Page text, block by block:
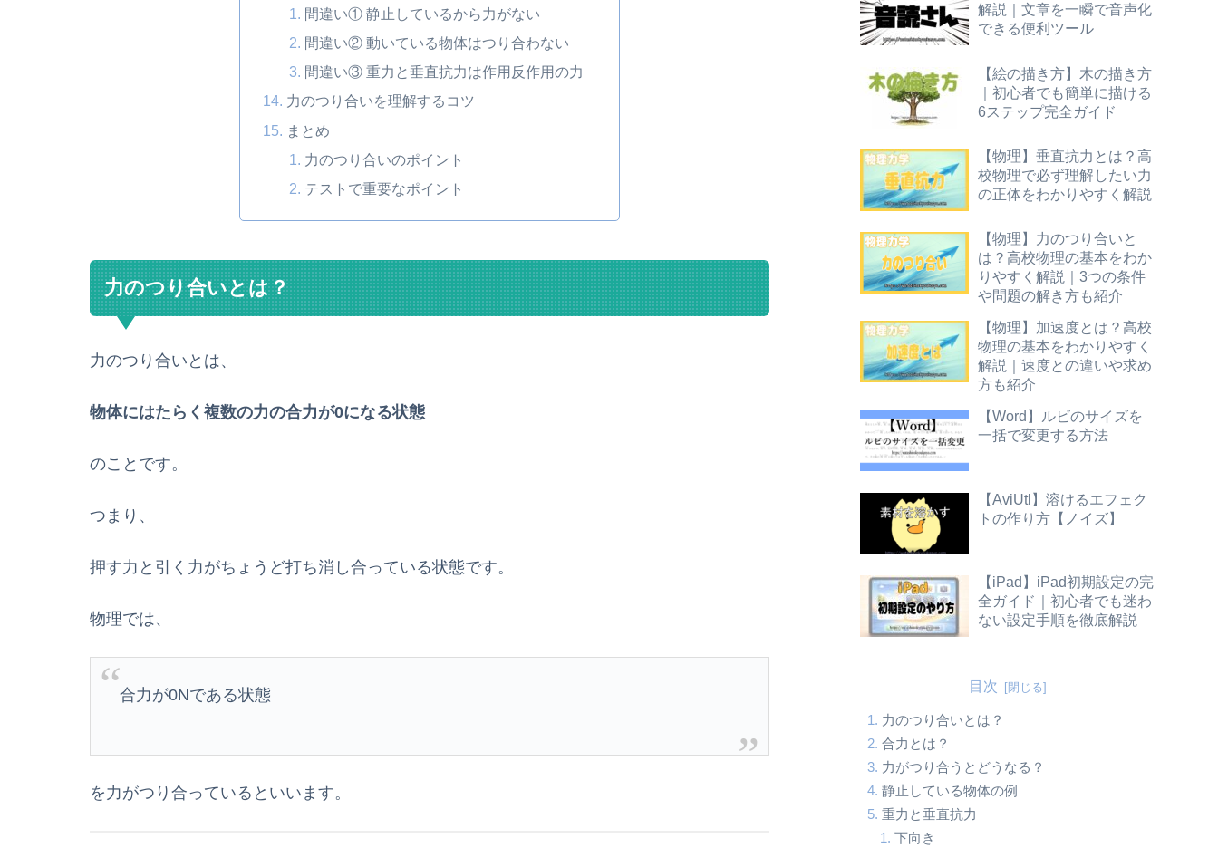
間違い① 静止しているから力がない
間違い② 動いている物体はつり合わない
間違い③ 重力と垂直抗力は作用反作用の力
力のつり合いを理解するコツ
まとめ
力のつり合いのポイント
テストで重要なポイント
力のつり合いとは？
力のつり合いとは、
物体にはたらく複数の力の合力が0になる状態
のことです。
つまり、
押す力と引く力がちょうど打ち消し合っている状態です。
物理では、
合力が0Nである状態
を力がつり合っているといいます。
解説｜文章を一瞬で音声化
できる便利ツール
【絵の描き方】木の描き方
｜初心者でも簡単に描ける
6ステップ完全ガイド
【物理】垂直抗力とは？高
校物理で必ず理解したい力
の正体をわかりやすく解説
【物理】力のつり合いと
は？高校物理の基本をわか
りやすく解説｜3つの条件
や問題の解き方も紹介
【物理】加速度とは？高校
物理の基本をわかりやすく
解説｜速度との違いや求め
方も紹介
【Word】ルビのサイズを
一括で変更する方法
【AviUtl】溶けるエフェク
トの作り方【ノイズ】
【iPad】iPad初期設定の完
全ガイド｜初心者でも迷わ
ない設定手順を徹底解説
目次
力のつり合いとは？
合力とは？
力がつり合うとどうなる？
静止している物体の例
重力と垂直抗力
下向き